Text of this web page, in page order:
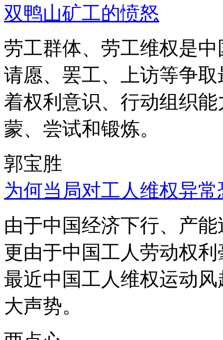
双鸭山矿工的愤怒
劳工群体、劳工维权是
请愿、罢工、上访等争
着权利意识、行动组织
蒙、尝试和锻炼。
郭宝胜
为何当局对工人维权异
由于中国经济下行、产
更由于中国工人劳动权
最近中国工人维权运动
大声势。